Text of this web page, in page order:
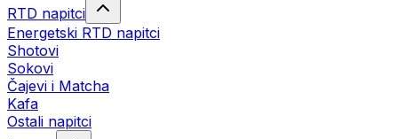
RTD napitci
Energetski RTD napitci
Shotovi
Sokovi
Čajevi i Matcha
Kafa
Ostali napitci